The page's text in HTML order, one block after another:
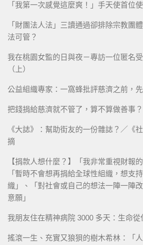
「我第一次感覺這麼爽！」手天使首位
「財團法人法」三讀通過卻排除宗教團
法可管？
我在桃園女監的日與夜－專訪一位匿名
（上）
公益組織專家：一窩蜂批評慈濟之前，
把錢捐給慈濟就不管了，算不算做善事？
《大誌》：幫助街友的一份雜誌？／《
摘
【捐款人想什麼？】「我非常重視財報
「暫時不會想再捐給全球性組織，想支
織」、「對社會或自己的想法一陣一陣
意願」
我朋友住在精神病院 3000 多天：生命
搖滾一生、充實又狼狽的樹木希林：「